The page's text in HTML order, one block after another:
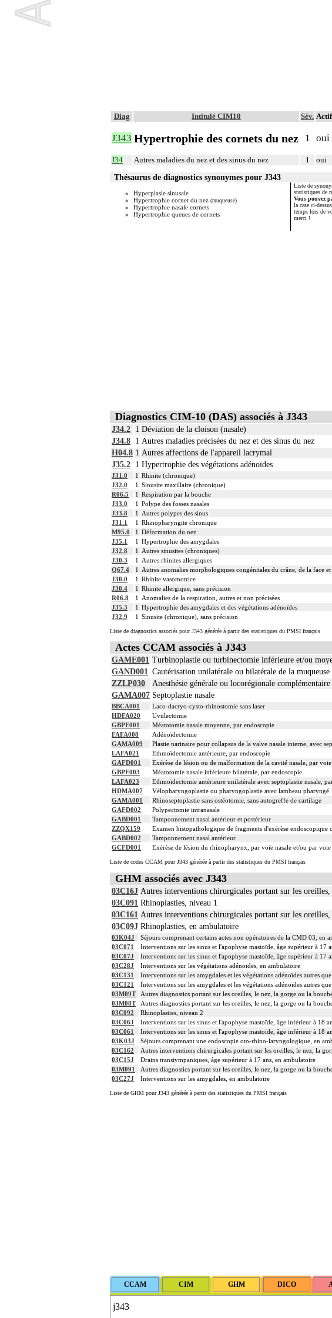
Diag Intitulé CIM10 Sév. Actif
J343 Hypertrophie des cornets du nez 1 oui
J34 Autres maladies du nez et des sinus du nez 1 oui
Thésaurus de diagnostics synonymes pour J343
Hyperplasie sinusale
Hypertrophie cornet du nez (muqueuse)
Hypertrophie nasale cornets
Hypertrophie queues de cornets
Liste de
statistiques de
Vous pouvez
la case ci-
temps lors de
merci !
Diagnostics CIM-10 (DAS) associés à J343
J34.2 1 Déviation de la cloison (nasale)
J34.8 1 Autres maladies précisées du nez et des sinus du nez
H04.8 1 Autres affections de l'appareil lacrymal
J35.2 1 Hypertrophie des végétations adénoïdes
J31.0 1 Rhinite (chronique)
J32.0
1 Sinusite maxillaire (chronique)
R06.5
1 Respiration par la bouche
J33.0
1 Polype des fosses nasales
J33.8
1
Autres polypes des sinus
J31.1
1 Rhinopharyngite chronique
M95.0
1 Déformation du nez
J35.1
1 Hypertrophie des amygdales
J32.8
1
Autres sinusites (chroniques)
J30.3
1
Autres rhinites allergiques
Q67.4
1
Autres anomalies morphologiques congénitales du crâne, de la face
J30.0
1 Rhinite vasomotrice
J30.4
1 Rhinite allergique, sans précision
R06.8
1
Anomalies de la respiration, autres et non précisées
J35.3
1 Hypertrophie des amygdales et des végétations adénoïdes
J32.9
1 Sinusite (chronique), sans précision
Liste de diagnostics associés pour J343 générée à partir des statistiques du PMSI français
Actes CCAM associés à J343
GAME001 Turbinoplastie ou turbinectomie inférieure et/ou
GAND001 Cautérisation unilatérale ou bilatérale de la
ZZLP030
Anesthésie générale ou locorégionale
GAMA007 Septoplastie nasale
BBCA001
Laco-dacryo-cysto-rhinostomie sans laser
HDFA020
Uvulectomie
GBPE001
Méatotomie nasale moyenne, par endoscopie
FAFA008
Adénoïdectomie
GAMA009
Plastie narinaire pour collapsus de la valve nasale interne, avec
LAFA021
Ethmoïdectomie antérieure, par endoscopie
GAFD001
Exérèse de lésion ou de malformation de la cavité nasale, par voie
GBPE003
Méatotomie nasale inférieure bilatérale, par endoscopie
LAFA023
Ethmoïdectomie antérieure unilatérale avec septoplastie nasale,
HDMA007
Vélopharyngoplastie ou pharyngoplastie avec lambeau pharyngé
GAMA001
Rhinoseptoplastie sans ostéotomie, sans autogreffe de cartilage
GAFD002
Polypectomie intranasale
GABD001
Tamponnement nasal antérieur et postérieur
ZZQX159
Examen histopathologique de fragments d'exérèse
GABD002
Tamponnement nasal antérieur
GCFD001
Exérèse de lésion du rhinopharynx, par voie nasale et/ou par voie
Liste de codes CCAM pour J343 générée à partir des statistiques du PMSI français
GHM associés avec J343
03C16J Autres interventions chirurgicales portant sur les
03C091 Rhinoplasties, niveau 1
03C161 Autres interventions chirurgicales portant sur les
03C09J Rhinoplasties, en ambulatoire
03K04J
Séjours comprenant certains actes non opératoires de la CMD 03, en
03C071
Interventions sur les sinus et l'apophyse mastoïde, âge supérieur à 17
03C07J
Interventions sur les sinus et l'apophyse mastoïde, âge supérieur à 17
03C28J
Interventions sur les végétations adénoïdes, en ambulatoire
03C131
Interventions sur les amygdales et les végétations adénoïdes autres
03C121
Interventions sur les amygdales et les végétations adénoïdes autres
03M09T
Autres diagnostics portant sur les oreilles, le nez, la gorge ou la
03M08T
Autres diagnostics portant sur les oreilles, le nez, la gorge ou la
03C092
Rhinoplasties, niveau 2
03C06J
Interventions sur les sinus et l'apophyse mastoïde, âge inférieur à 18
03C061
Interventions sur les sinus et l'apophyse mastoïde, âge inférieur à 18
03K03J
Séjours comprenant une endoscopie oto-rhino-laryngologique, en
03C162
Autres interventions chirurgicales portant sur les oreilles, le nez, la
03C15J
Drains transtympaniques, âge supérieur à 17 ans, en ambulatoire
03M091
Autres diagnostics portant sur les oreilles, le nez, la gorge ou la
03C27J
Interventions sur les amygdales, en ambulatoire
Liste de GHM pour J343 générée à partir des statistiques du PMSI français